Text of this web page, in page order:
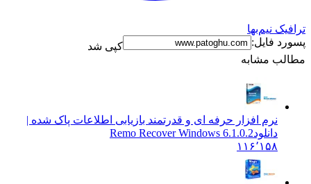
ترافیک نیم‌بها
پسورد فایل:
کپی شد
مطالب مشابه
نرم افزار حرفه ای و قدرتمند بازیابی اطلاعات پاک شده |
دانلودRemo Recover Windows 6.1.0.2
۱۱۶٬۱۵۸